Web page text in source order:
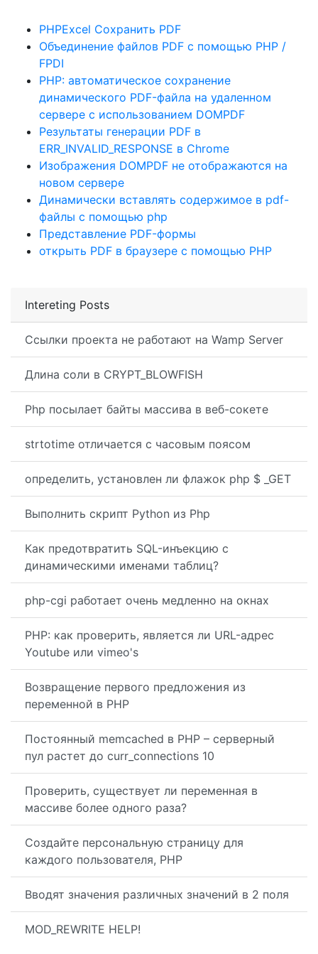
Intereting Posts
Ссылки проекта не работают на Wamp Server
Длина соли в CRYPT_BLOWFISH
Php посылает байты массива в веб-сокете
strtotime отличается с часовым поясом
определить, установлен ли флажок php $ _GET
Выполнить скрипт Python из Php
Как предотвратить SQL-инъекцию с
динамическими именами таблиц?
php-cgi работает очень медленно на окнах
PHP: как проверить, является ли URL-адрес
Youtube или vimeo's
Возвращение первого предложения из
переменной в PHP
Постоянный memcached в PHP – серверный
пул растет до curr_connections 10
Проверить, существует ли переменная в
массиве более одного раза?
Создайте персональную страницу для
каждого пользователя, PHP
Вводят значения различных значений в 2 поля
MOD_REWRITE HELP!
PHPExcel Сохранить PDF
Объединение файлов PDF с помощью PHP /
FPDI
PHP: автоматическое сохранение
динамического PDF-файла на удаленном
сервере с использованием DOMPDF
Результаты генерации PDF в
ERR_INVALID_RESPONSE в Chrome
Изображения DOMPDF не отображаются на
новом сервере
Динамически вставлять содержимое в pdf-
файлы с помощью php
Представление PDF-формы
открыть PDF в браузере с помощью PHP